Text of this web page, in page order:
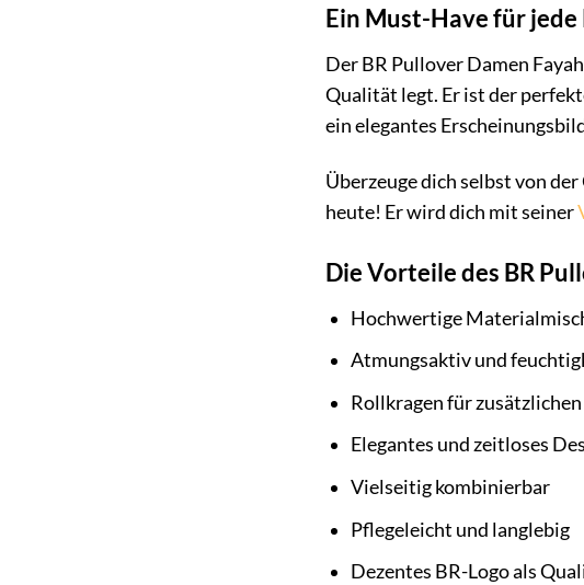
Ein Must-Have für
Der BR Pullover Damen
Qualität legt. Er ist der
ein elegantes
Überzeuge dich selbst von
heute! Er wird dich mit seiner
Die Vorteile des BR
Hochwertige
Atmungsaktiv und
Rollkragen für
Elegantes und zeitloses
Vielseitig kombinierbar
Pflegeleicht und langlebig
Dezentes BR-Logo als